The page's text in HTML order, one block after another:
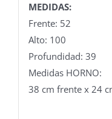
MEDIDAS:
Frente: 52
Alto: 100
Profundidad: 39
Medidas HORNO:
38 cm frente x 24